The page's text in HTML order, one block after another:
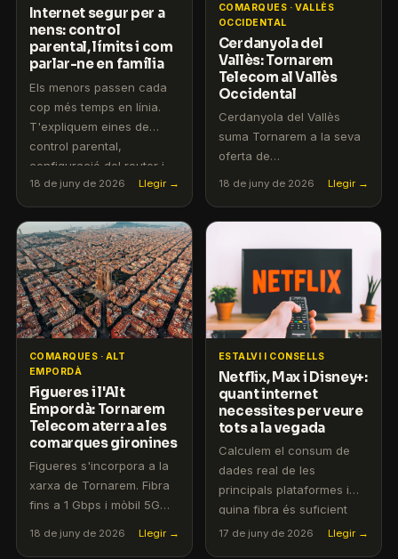
Internet segur per a
nens: control
parental, límits i com
parlar-ne en família
Els menors passen cada
cop més temps en línia.
T'expliquem eines de
control parental,
configuració del router i
conversa familiar.
18 de juny de 2026 Llegir →
COMARQUES · VALLÈS
OCCIDENTAL
Cerdanyola del
Vallès: Tornarem
Telecom al Vallès
Occidental
Cerdanyola del Vallès
suma Tornarem a la seva
oferta de
18 de juny de 2026 Llegir →
COMARQUES · ALT
EMPORDÀ
Figueres i l'Alt
Empordà: Tornarem
Telecom aterra a les
comarques gironines
Figueres s'incorpora a la
xarxa de Tornarem. Fibra
fins a 1 Gbps i mòbil 5G
18 de juny de 2026 Llegir →
ESTALVI I CONSELLS
Netflix, Max i Disney+:
quant internet
necessites per veure
tots a la vegada
Calculem el consum de
dades real de les
principals plataformes i
quina fibra és suficient
per a una llar amb
17 de juny de 2026 Llegir →